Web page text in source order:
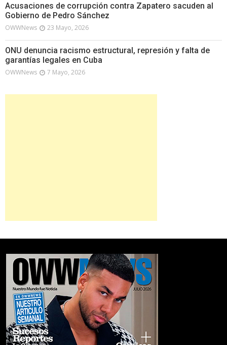
Acusaciones de corrupción contra Zapatero sacuden al
Gobierno de Pedro Sánchez
OWWNews 23 Mayo, 2026
ONU denuncia racismo estructural, represión y falta de
garantías legales en Cuba
OWWNews 7 Mayo, 2026